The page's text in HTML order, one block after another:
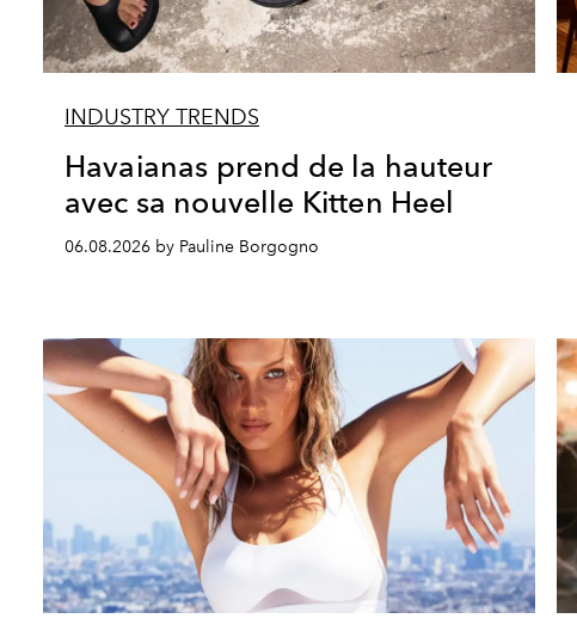
INDUSTRY TRENDS
Havaianas prend de la hauteur
avec sa nouvelle Kitten Heel
06.08.2026 by Pauline Borgogno